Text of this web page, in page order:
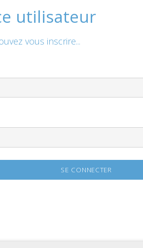
utilisateur
vous inscrire...